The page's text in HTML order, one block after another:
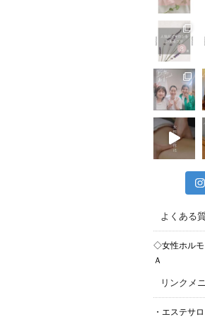
よくある
◇女性ホルモ
Ａ
リンクメ
・エステサ